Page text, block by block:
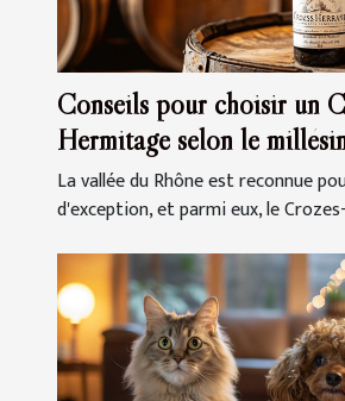
Conseils pour choisir un
Hermitage selon le
La vallée du Rhône est reconnue
d'exception, et parmi eux, le